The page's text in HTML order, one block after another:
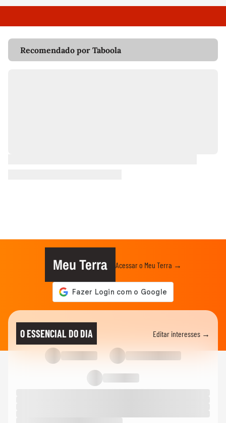
Recomendado por Taboola
Meu Terra Acessar o Meu Terra →
O ESSENCIAL DO DIA Editar interesses →